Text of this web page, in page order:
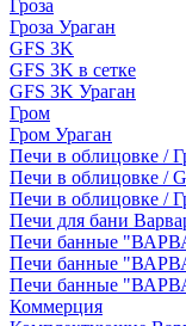
Гроза
Гроза Ураган
GFS 3K
GFS 3K в сетке
GFS 3K Ураган
Гром
Гром Ураган
Печи в облицовке /
Печи в облицовке /
Печи в облицовке /
Печи для бани
Печи банные
Печи банные
Печи банные
Коммерция